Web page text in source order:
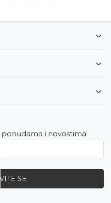
i novostima!
SE